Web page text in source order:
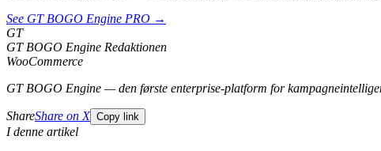
See GT BOGO Engine PRO →
GT
GT BOGO Engine Redaktionen
WooCommerce
GT BOGO Engine — den første enterprise-platform for
ShareShare on X Copy link
I denne artikel